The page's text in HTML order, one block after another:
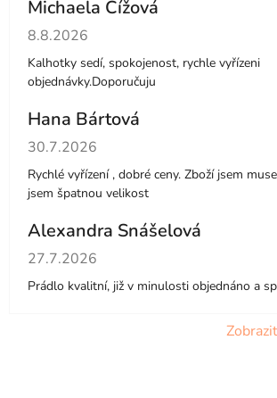
Michaela Čížová
Hodnocení obchodu je 5 z 5 hvězdiček.
8.8.2026
Kalhotky sedí, spokojenost, rychle vyřízeni
objednávky.Doporučuju
Hana Bártová
Hodnocení obchodu je 4 z 5 hvězdiček.
30.7.2026
Rychlé vyřízení , dobré ceny. Zboží jsem
jsem špatnou velikost
Alexandra Snášelová
Hodnocení obchodu je 5 z 5 hvězdiček.
27.7.2026
Prádlo kvalitní, již v minulosti objednáno a